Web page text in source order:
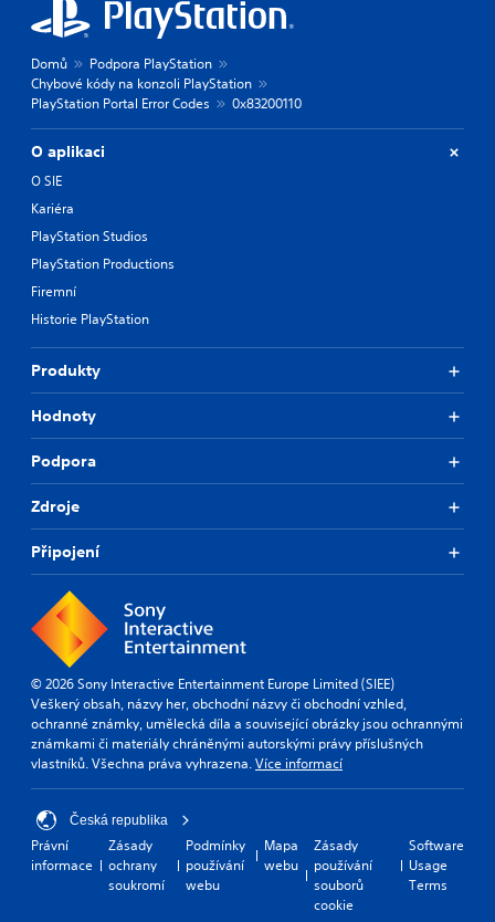
Domů
Podpora PlayStation
Chybové kódy na konzoli PlayStation
PlayStation Portal Error Codes
0x83200110
O aplikaci
O SIE
Kariéra
PlayStation Studios
PlayStation Productions
Firemní
Historie PlayStation
Produkty
Hodnoty
Podpora
Zdroje
Připojení
© 2026 Sony Interactive Entertainment Europe Limited (SIEE)
Veškerý obsah, názvy her, obchodní názvy či obchodní vzhled,
ochranné známky, umělecká díla a související obrázky jsou ochrannými
známkami či materiály chráněnými autorskými právy příslušných
vlastníků. Všechna práva vyhrazena.Více informací
Česká republika
Právní
informace
Zásady
ochrany
soukromí
Podmínky
používání
webu
Mapa
webu
Zásady
používání
souborů
cookie
Software
Usage
Terms